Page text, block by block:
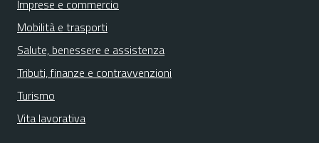
Imprese e commercio
Mobilità e trasporti
Salute, benessere e assistenza
Tributi, finanze e contravvenzioni
Turismo
Vita lavorativa